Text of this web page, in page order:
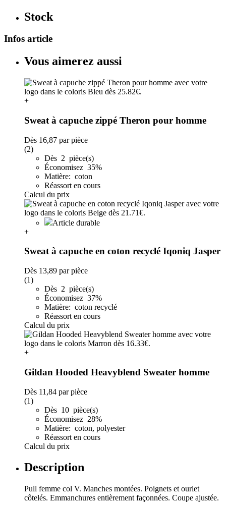
Stock
Infos article
Vous aimerez aussi
+
Sweat à capuche zippé Theron pour homme
Dès 16,87 par pièce
(2)
Dès 2 pièce(s)
Économisez 35%
Matière: coton
Réassort en cours
Calcul du prix
Article durable
+
Sweat à capuche en coton recyclé Iqoniq Jasper
Dès 13,89 par pièce
(1)
Dès 2 pièce(s)
Économisez 37%
Matière: coton recyclé
Réassort en cours
Calcul du prix
+
Gildan Hooded Heavyblend Sweater homme
Dès 11,84 par pièce
(1)
Dès 10 pièce(s)
Économisez 28%
Matière: coton, polyester
Réassort en cours
Calcul du prix
Description
Pull femme col V. Manches montées. Poignets et ourlet
côtelés. Emmanchures entièrement façonnées. Coupe ajustée.